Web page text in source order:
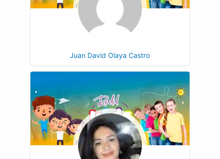
Juan David Olaya Castro